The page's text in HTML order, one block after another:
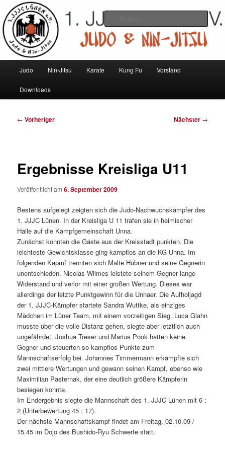
primären
Inhalt
springen1. JJJC Lünen e.V.
Judo und Ninjitsu
Judo Nin-Jitsu Karate Kung Fu Vorstand
Downloads
Beitragsnavigation
← Vorheriger Nächster →
Ergebnisse Kreisliga U11
Veröffentlicht am6. September 2009
Bestens aufgelegt zeigten sich die Judo-Nachwuchskämpfer des
1. JJJC Lünen. In der Kreisliga U 11 trafen sie in heimischer
Halle auf die Kampfgemeinschaft Unna.
Zunächst konnten die Gäste aus der Kreisstadt punkten. Die
leichteste Gewichtsklasse ging kampflos an die KG Unna. Im
folgenden Kapmf trennten sich Malte Hübner und seine Gegnerin
unentschieden. Nicolas Wilmes leistete seinem Gegner lange
Widerstand und verlor mit einer großen Wertung. Dieses war
allerdings der letzte Punktgewinn für die Unnaer. Die Aufholjagd
der 1. JJJC-Kämpfer startete Sandra Wuttke, als einziges
Mädchen im Lüner Team, mit einem vorzeitigen Sieg. Luca Glahn
musste über die volle Distanz gehen, siegte aber letztlich auch
ungefährdet. Joshua Treser und Marius Pook hatten keine
Gegner und steuerten so kampflos Punkte zum
Mannschaftserfolg bei. Johannes Timmermann erkämpfte sich
zwei mittlere Wertungen und gewann seinen Kampf, ebenso wie
Maximilian Pasternak, der eine deutlich größere Kämpferin
besiegen konnte.
Im Endergebnis siegte die Mannschaft des 1. JJJC Lünen mit 6 :
2 (Unterbewertung 45 : 17).
Der nächste Mannschaftskampf findet am Freitag, 02.10.09 /
15.45 im Dojo des Bushido-Ryu Schwerte statt.